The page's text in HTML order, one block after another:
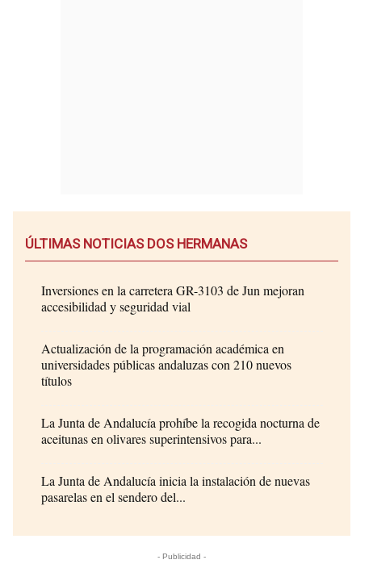
ÚLTIMAS NOTICIAS DOS HERMANAS
Inversiones en la carretera GR-3103 de Jun mejoran
accesibilidad y seguridad vial
Actualización de la programación académica en
universidades públicas andaluzas con 210 nuevos
títulos
La Junta de Andalucía prohíbe la recogida nocturna de
aceitunas en olivares superintensivos para...
La Junta de Andalucía inicia la instalación de nuevas
pasarelas en el sendero del...
- Publicidad -